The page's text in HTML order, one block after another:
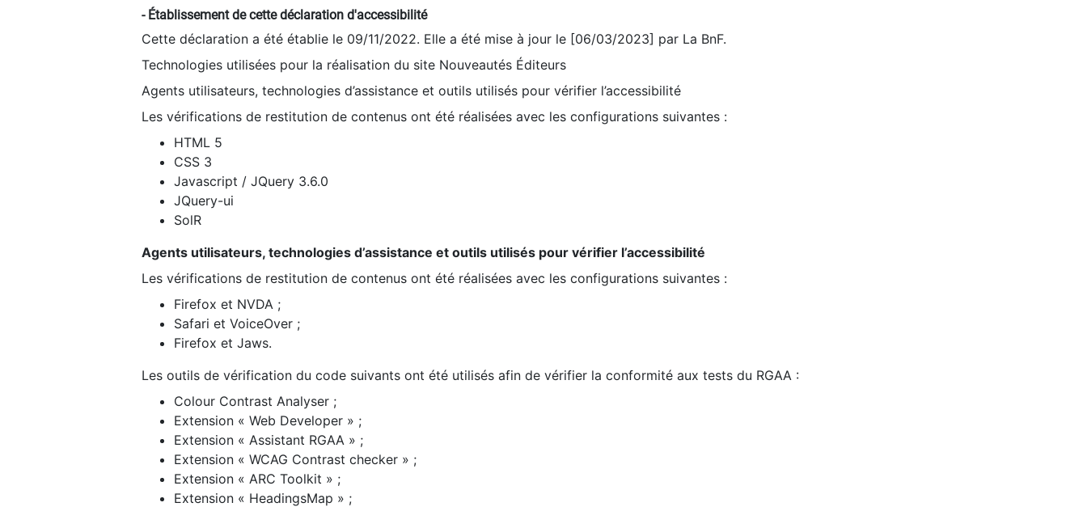
- Établissement de cette déclaration d'accessibilité
Cette déclaration a été établie le 09/11/2022. Elle a été mise à jour le [06/03/2023] par La BnF.
Technologies utilisées pour la réalisation du site Nouveautés Éditeurs
Agents utilisateurs, technologies d’assistance et outils utilisés pour vérifier l’accessibilité
Les vérifications de restitution de contenus ont été réalisées avec les configurations suivantes :
HTML 5
CSS 3
Javascript / JQuery 3.6.0
JQuery-ui
SolR
Agents utilisateurs, technologies d’assistance et outils utilisés pour vérifier l’accessibilité
Les vérifications de restitution de contenus ont été réalisées avec les configurations suivantes :
Firefox et NVDA ;
Safari et VoiceOver ;
Firefox et Jaws.
Les outils de vérification du code suivants ont été utilisés afin de vérifier la conformité aux tests du RGAA :
Colour Contrast Analyser ;
Extension « Web Developer » ;
Extension « Assistant RGAA » ;
Extension « WCAG Contrast checker » ;
Extension « ARC Toolkit » ;
Extension « HeadingsMap » ;